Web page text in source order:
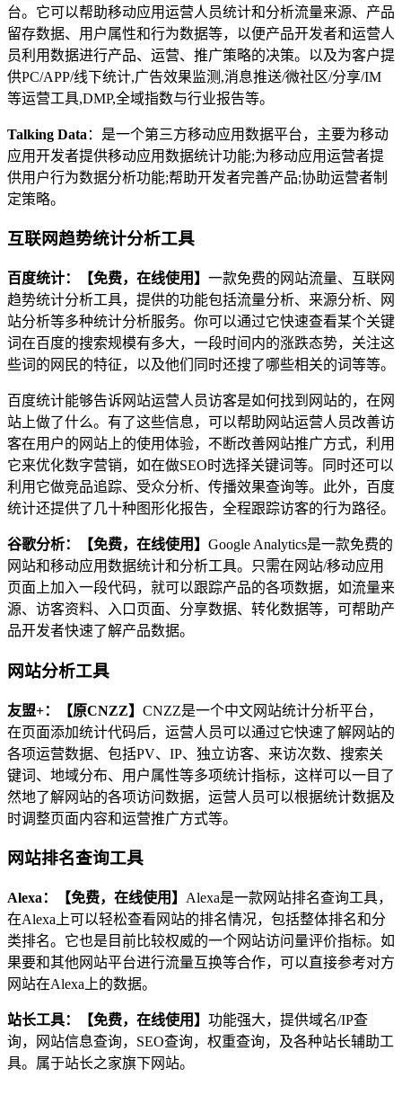
台。它可以帮助移动应用运营人员统计和分析流量来源、产品
留存数据、用户属性和行为数据等，以便产品开发者和运营人
员利用数据进行产品、运营、推广策略的决策。以及为客户提
供PC/APP/线下统计,广告效果监测,消息推送/微社区/分享/IM
等运营工具,DMP,全域指数与行业报告等。
Talking Data ：是一个第三方移动应用数据平台，主要为移动
应用开发者提供移动应用数据统计功能;为移动应用运营者提
供用户行为数据分析功能;帮助开发者完善产品;协助运营者制
定策略。
互联网趋势统计分析工具
百度统计：【免费，在线使用】 一款免费的网站流量、互联网
趋势统计分析工具，提供的功能包括流量分析、来源分析、网
站分析等多种统计分析服务。你可以通过它快速查看某个关键
词在百度的搜索规模有多大，一段时间内的涨跌态势，关注这
些词的网民的特征，以及他们同时还搜了哪些相关的词等等。
百度统计能够告诉网站运营人员访客是如何找到网站的，在网
站上做了什么。有了这些信息，可以帮助网站运营人员改善访
客在用户的网站上的使用体验，不断改善网站推广方式，利用
它来优化数字营销，如在做SEO时选择关键词等。同时还可以
利用它做竞品追踪、受众分析、传播效果查询等。此外，百度
统计还提供了几十种图形化报告，全程跟踪访客的行为路径。
谷歌分析：【免费，在线使用】 Google Analytics是一款免费的
网站和移动应用数据统计和分析工具。只需在网站/移动应用
页面上加入一段代码，就可以跟踪产品的各项数据，如流量来
源、访客资料、入口页面、分享数据、转化数据等，可帮助产
品开发者快速了解产品数据。
网站分析工具
友盟+：【原CNZZ】 CNZZ是一个中文网站统计分析平台，
在页面添加统计代码后，运营人员可以通过它快速了解网站的
各项运营数据、包括PV、IP、独立访客、来访次数、搜索关
键词、地域分布、用户属性等多项统计指标，这样可以一目了
然地了解网站的各项访问数据，运营人员可以根据统计数据及
时调整页面内容和运营推广方式等。
网站排名查询工具
Alexa：【免费，在线使用】 Alexa是一款网站排名查询工具，
在Alexa上可以轻松查看网站的排名情况，包括整体排名和分
类排名。它也是目前比较权威的一个网站访问量评价指标。如
果要和其他网站平台进行流量互换等合作，可以直接参考对方
网站在Alexa上的数据。
站长工具：【免费，在线使用】 功能强大，提供域名/IP查
询，网站信息查询，SEO查询，权重查询，及各种站长辅助工
具。属于站长之家旗下网站。